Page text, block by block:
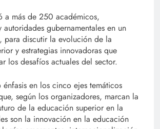
a más de 250 académicos,
autoridades gubernamentales en un
para discutir la evolución de la
y estrategias innovadoras que
los desafíos actuales del sector.
énfasis en los cinco ejes temáticos
según los organizadores, marcan la
de la educación superior en la
son la innovación en la educación